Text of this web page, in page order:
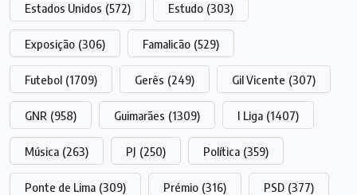
Estados Unidos (572) Estudo (303)
Exposição (306) Famalicão (529)
Futebol (1709) Gerês (249) Gil Vicente (307)
GNR (958) Guimarães (1309) I Liga (1407)
Música (263) PJ (250) Política (359)
Ponte de Lima (309) Prémio (316) PSD (377)